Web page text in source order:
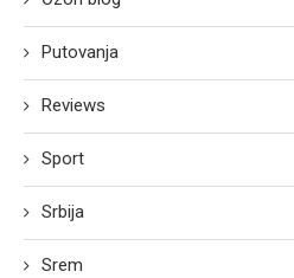
Putovanja
Reviews
Sport
Srbija
Srem